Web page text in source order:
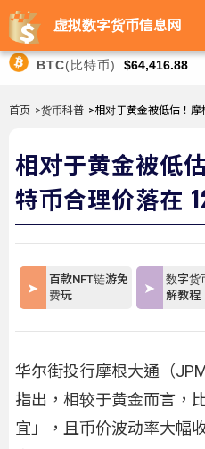
虚拟数字货币信息网
BTC(比特币) $64,416.88
首页 >货币科普 >相对于黄金被低估！
相对于黄金被低
特币合理价落在
百款NFT链游免
费玩
数字货
解教程
华尔街投行摩根大通（
指出，相较于黄金而言，
宜」，且币价波动率大幅